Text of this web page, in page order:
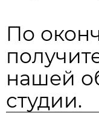
По
нашей
студии.